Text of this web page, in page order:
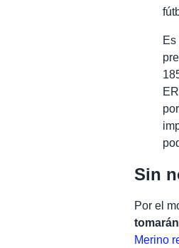
Sin
Por el
Merino